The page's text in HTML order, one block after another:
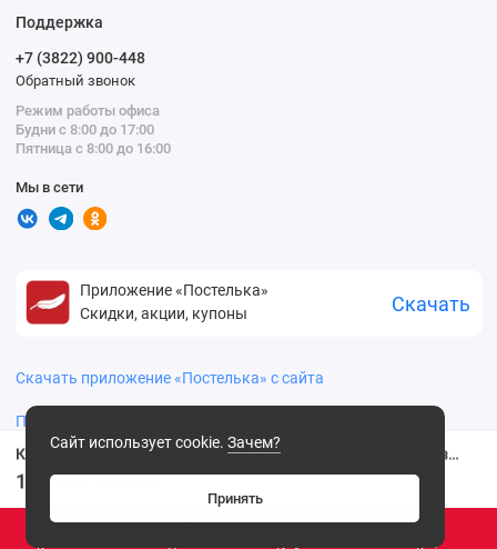
Комплект постельного белья детский 1,5 спальный из бязи с наволочкой 70х70 Животные Василиса
1299 1499 ₽
Сайт использует cookie. Зачем?
Принять
Поддержка
+7 (3822) 900-448
Обратный звонок
Режим работы офиса
Будни с 8:00 до 17:00
Пятница с 8:00 до 16:00
Мы в сети
Приложение «Постелька»
Скидки, акции, купоны
Скачать
Скачать приложение «Постелька» с сайта
Политика конфиденциальности